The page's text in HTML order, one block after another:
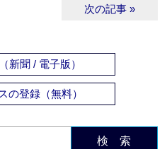
次の記事 »
新聞 / 電子版）
の登録（無料）
検 索